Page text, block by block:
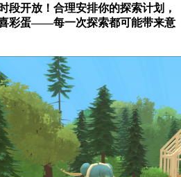
段开放！合理安排你的探索计划，
彩蛋——每一次探索都可能带来意